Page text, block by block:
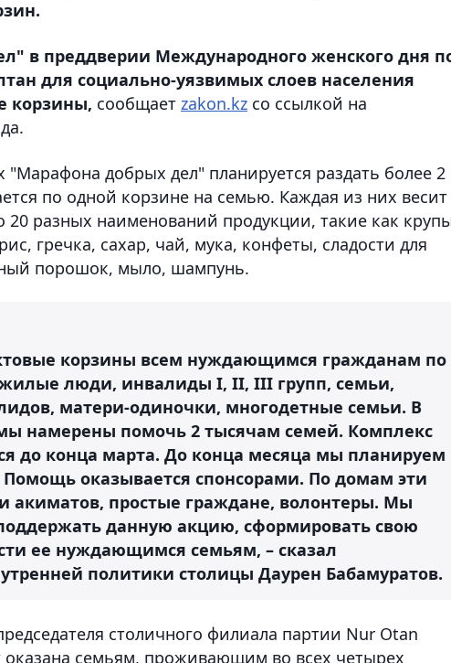
в преддверии Международного женского дня
для социально-уязвимых слоев населения
корзины, сообщает zakon.kz со ссылкой на
"Марафона добрых дел" планируется раздать более 2
по одной корзине на семью. Каждая из них весит
20 разных наименований продукции, такие как
гречка, сахар, чай, мука, конфеты, сладости для
порошок, мыло, шампунь.
корзины всем нуждающимся гражданам по
люди, инвалиды I, II, III групп, семьи,
матери-одиночки, многодетные семьи. В
намерены помочь 2 тысячам семей. Комплекс
до конца марта. До конца месяца мы планируем
оказывается спонсорами. По домам эти
акиматов, простые граждане, волонтеры. Мы
данную акцию, сформировать свою
ее нуждающимся семьям, – сказал
политики столицы Даурен Бабамуратов.
столичного филиала партии Nur Otan
семьям, проживающим во всех четырех